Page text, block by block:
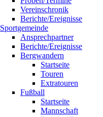
Vereinschronik
Berichte/Ereignisse
Sportgemeinde
Ansprechpartner
Berichte/Ereignisse
Bergwandern
Startseite
Touren
Extratouren
Fußball
Startseite
Mannschaft